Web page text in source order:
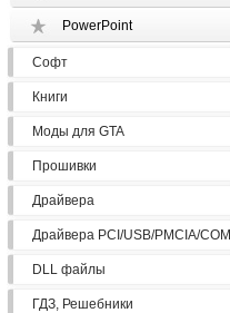
PowerPoint
Софт
Книги
Моды для GTA
Прошивки
Драйвера
Драйвера PCI/USB/PMCIA/COM
DLL файлы
ГДЗ, Решебники